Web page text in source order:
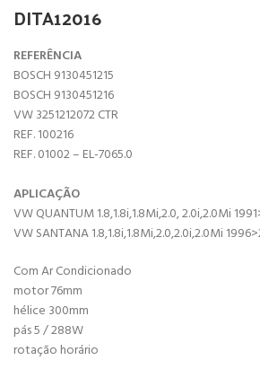
DITA12016
REFERÊNCIA
BOSCH 9130451215
BOSCH 9130451216
VW 3251212072 CTR
REF. 100216
REF. 01002 – EL-7065.0
APLICAÇÃO
VW QUANTUM 1.8,1.8i,1.8Mi,2.0, 2.0i,2.0Mi
VW SANTANA 1.8,1.8i,1.8Mi,2.0,2.0i,2.0Mi
Com Ar Condicionado
motor 76mm
hélice 300mm
pás 5 / 288W
rotação horário